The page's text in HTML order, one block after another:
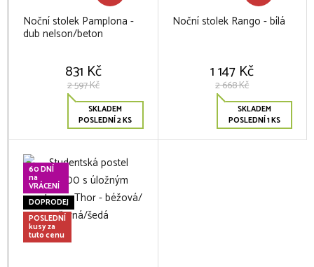
Noční stolek Pamplona -
dub nelson/beton
831 Kč
2 597 Kč
SKLADEM
POSLEDNÍ 2 KS
Noční stolek Rango - bílá
1 147 Kč
2 668 Kč
SKLADEM
POSLEDNÍ 1 KS
60 DNÍ
na
VRÁCENÍ
DOPRODEJ
POSLEDNÍ
kusy za
tuto cenu